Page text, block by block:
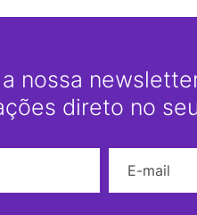
nossa
direto no